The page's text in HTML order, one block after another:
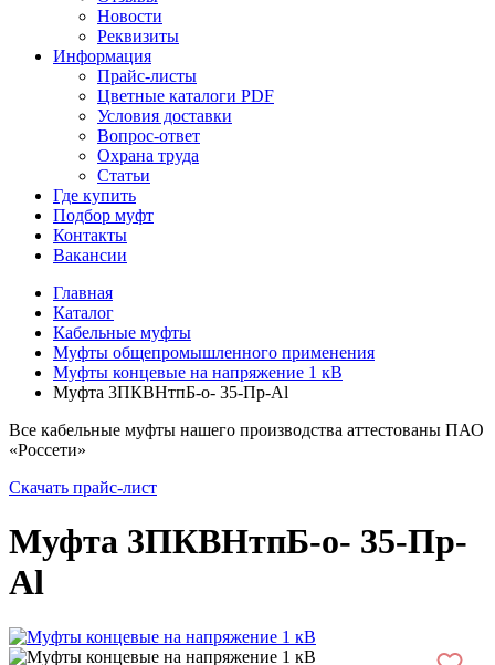
Новости
Реквизиты
Информация
Прайс-листы
Цветные каталоги PDF
Условия доставки
Вопрос-ответ
Охрана труда
Статьи
Где купить
Подбор муфт
Контакты
Вакансии
Главная
Каталог
Кабельные муфты
Муфты общепромышленного применения
Муфты концевые на напряжение 1 кВ
Муфта 3ПКВНтпБ-о- 35-Пр-Al
Все кабельные муфты нашего производства аттестованы ПАО
«Россети»
Скачать прайс-лист
Муфта 3ПКВНтпБ-о- 35-Пр-
Al